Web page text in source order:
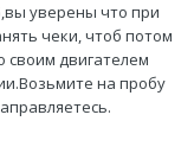
уверены что при
чеки, чтоб потом
своим двигателем
на пробу